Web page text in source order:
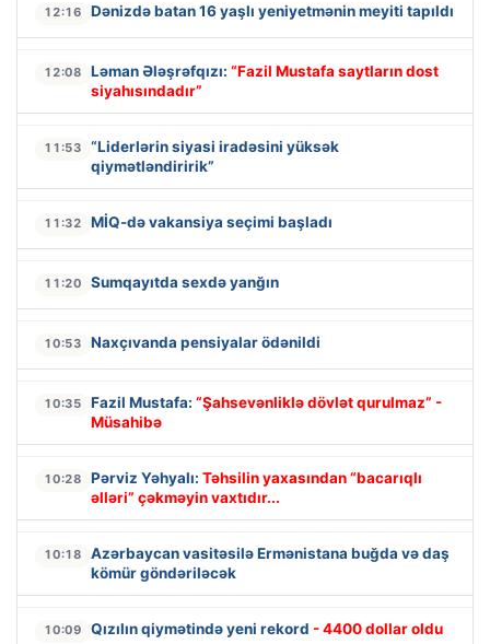
12:16 Dənizdə batan 16 yaşlı yeniyetmənin meyiti tapıldı
12:08 Ləman Ələşrəfqızı: “Fazil Mustafa saytların dost
siyahısındadır”
11:53
“Liderlərin siyasi iradəsini yüksək
qiymətləndiririk”
11:32 MİQ-də vakansiya seçimi başladı
11:20 Sumqayıtda sexdə yanğın
10:53 Naxçıvanda pensiyalar ödənildi
10:35 Fazil Mustafa: “Şahsevənliklə dövlət qurulmaz” -
Müsahibə
10:28 Pərviz Yəhyalı: Təhsilin yaxasından “bacarıqlı
əlləri” çəkməyin vaxtıdır...
10:18
Azərbaycan vasitəsilə Ermənistana buğda və daş
kömür göndəriləcək
10:09 Qızılın qiymətində yeni rekord - 4400 dollar oldu